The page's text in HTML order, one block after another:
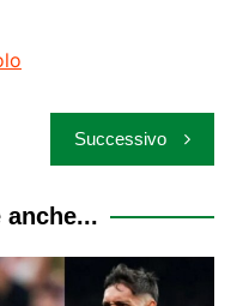
Successivo